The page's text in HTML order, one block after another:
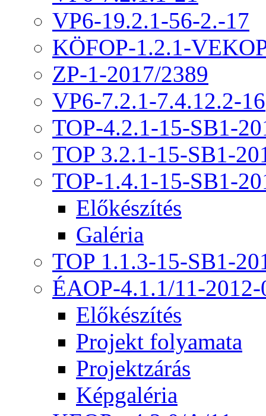
VP6-19.2.1-56-2.-17
KÖFOP-1.2.1-
ZP-1-2017/2389
VP6-7.2.1-7.4.12.2-16
TOP-4.2.1-15-SB1-
TOP 3.2.1-15-SB1-
TOP-1.4.1-15-SB1-
Előkészítés
Galéria
TOP 1.1.3-15-SB1-
ÉAOP-4.1.1/11-2012-
Előkészítés
Projekt folyamata
Projektzárás
Képgaléria